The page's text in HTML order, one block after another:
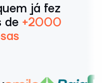
já fez
de +2000